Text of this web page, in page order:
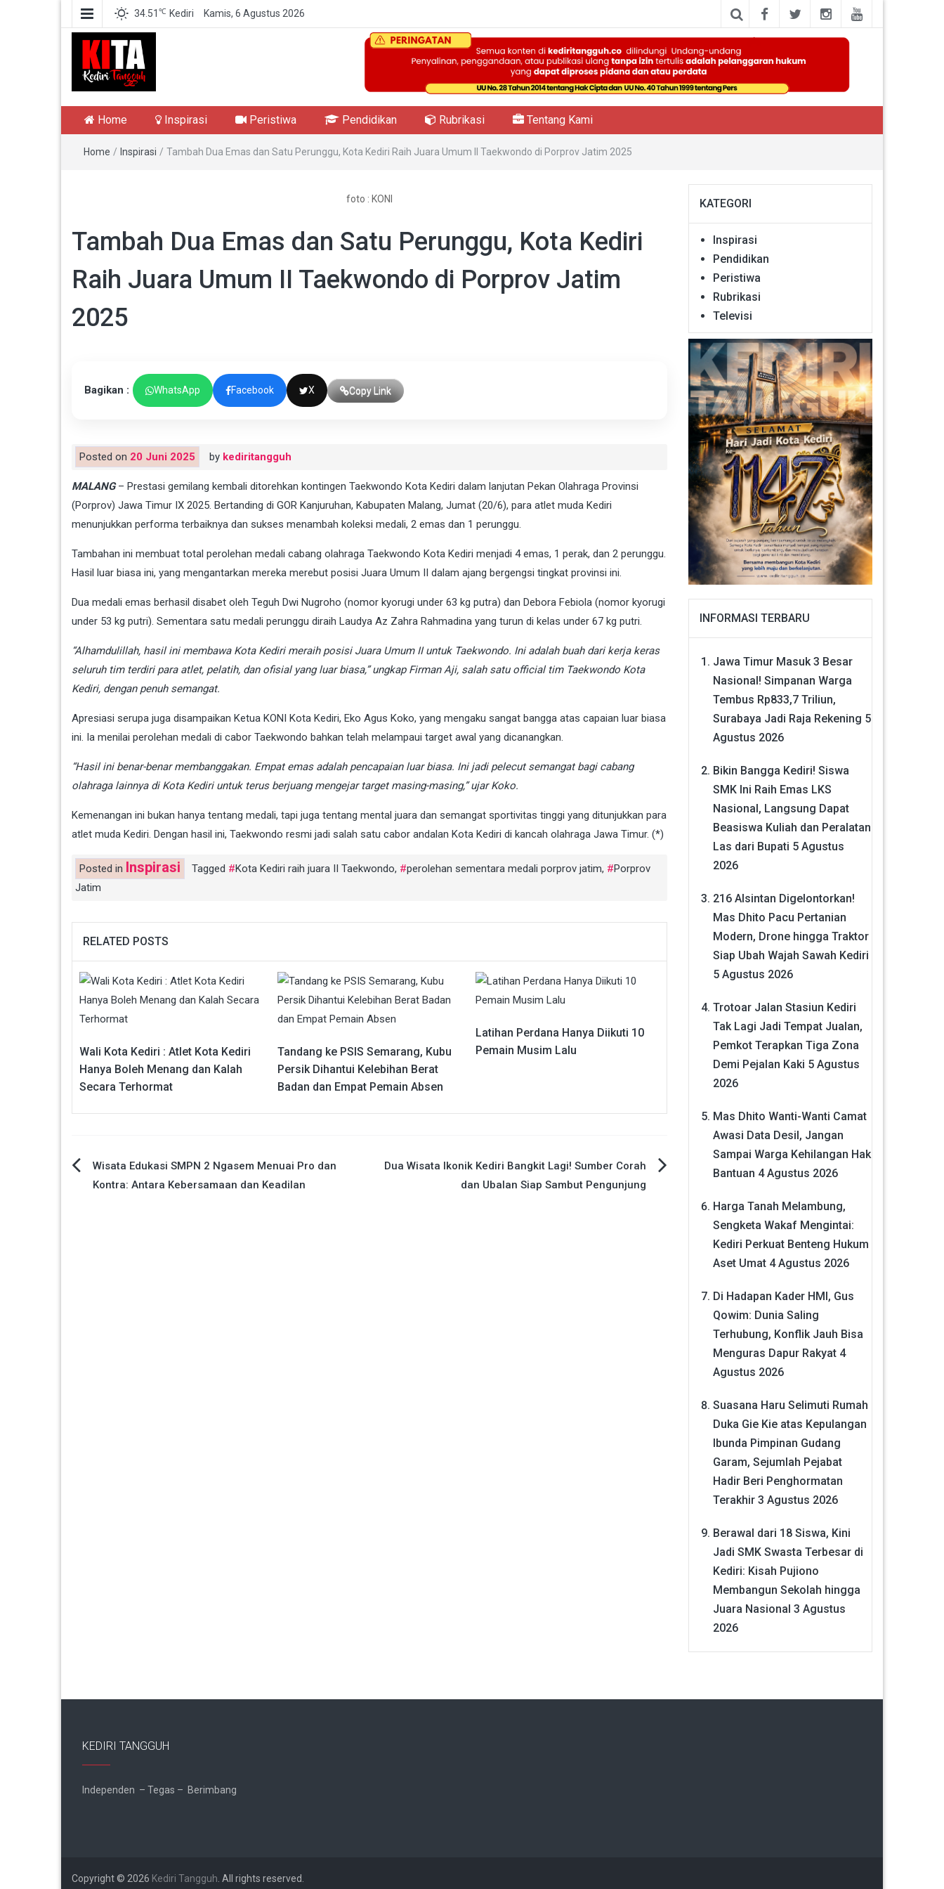
34.51 ℃ Kediri Kamis, 6 Agustus 2026
Kediri Tangguh
Home Inspirasi Peristiwa Pendidikan Rubrikasi Tentang Kami
Home / Inspirasi / Tambah Dua Emas dan Satu Perunggu, Kota Kediri Raih Juara Umum II Taekwondo di Porprov Jatim 2025
foto : KONI
Tambah Dua Emas dan Satu Perunggu, Kota Kediri
Raih Juara Umum II Taekwondo di Porprov Jatim
2025
Bagikan : WhatsApp Facebook X Copy Link
Posted on 20 Juni 2025 by kediritangguh
MALANG– Prestasi gemilang kembali ditorehkan kontingen Taekwondo Kota Kediri dalam lanjutan Pekan Olahraga Provinsi
(Porprov) Jawa Timur IX 2025. Bertanding di GOR Kanjuruhan, Kabupaten Malang, Jumat (20/6), para atlet muda Kediri
menunjukkan performa terbaiknya dan sukses menambah koleksi medali, 2 emas dan 1 perunggu.
Tambahan ini membuat total perolehan medali cabang olahraga Taekwondo Kota Kediri menjadi 4 emas, 1 perak, dan 2 perunggu.
Hasil luar biasa ini, yang mengantarkan mereka merebut posisi Juara Umum II dalam ajang bergengsi tingkat provinsi ini.
Dua medali emas berhasil disabet oleh Teguh Dwi Nugroho (nomor kyorugi under 63 kg putra) dan Debora Febiola (nomor kyorugi
under 53 kg putri). Sementara satu medali perunggu diraih Laudya Az Zahra Rahmadina yang turun di kelas under 67 kg putri.
“Alhamdulillah, hasil ini membawa Kota Kediri meraih posisi Juara Umum II untuk Taekwondo. Ini adalah buah dari kerja keras
seluruh tim terdiri para atlet, pelatih, dan ofisial yang luar biasa,” ungkap Firman Aji, salah satu official tim Taekwondo Kota
Kediri, dengan penuh semangat.
Apresiasi serupa juga disampaikan Ketua KONI Kota Kediri, Eko Agus Koko, yang mengaku sangat bangga atas capaian luar biasa
ini. Ia menilai perolehan medali di cabor Taekwondo bahkan telah melampaui target awal yang dicanangkan.
“Hasil ini benar-benar membanggakan. Empat emas adalah pencapaian luar biasa. Ini jadi pelecut semangat bagi cabang
olahraga lainnya di Kota Kediri untuk terus berjuang mengejar target masing-masing,” ujar Koko.
Kemenangan ini bukan hanya tentang medali, tapi juga tentang mental juara dan semangat sportivitas tinggi yang ditunjukkan para
atlet muda Kediri. Dengan hasil ini, Taekwondo resmi jadi salah satu cabor andalan Kota Kediri di kancah olahraga Jawa Timur. (*)
Posted in Inspirasi Tagged Kota Kediri raih juara II Taekwondo, perolehan sementara medali porprov jatim,
Porprov
Jatim
RELATED POSTS
Wali Kota Kediri : Atlet Kota Kediri
Hanya Boleh Menang dan Kalah
Secara Terhormat
Tandang ke PSIS Semarang, Kubu
Persik Dihantui Kelebihan Berat
Badan dan Empat Pemain Absen
Latihan Perdana Hanya Diikuti 10
Pemain Musim Lalu
Navigasi
Wisata Edukasi SMPN 2 Ngasem Menuai Pro dan
Kontra: Antara Kebersamaan dan Keadilan
Dua Wisata Ikonik Kediri Bangkit Lagi! Sumber Corah
dan Ubalan Siap Sambut Pengunjung
KATEGORI
Inspirasi
Pendidikan
Peristiwa
Rubrikasi
Televisi
INFORMASI TERBARU
Jawa Timur Masuk 3 Besar
Nasional! Simpanan Warga
Tembus Rp833,7 Triliun,
Surabaya Jadi Raja Rekening 5
Agustus 2026
Bikin Bangga Kediri! Siswa
SMK Ini Raih Emas LKS
Nasional, Langsung Dapat
Beasiswa Kuliah dan Peralatan
Las dari Bupati 5 Agustus
2026
216 Alsintan Digelontorkan!
Mas Dhito Pacu Pertanian
Modern, Drone hingga Traktor
Siap Ubah Wajah Sawah Kediri
5 Agustus 2026
Trotoar Jalan Stasiun Kediri
Tak Lagi Jadi Tempat Jualan,
Pemkot Terapkan Tiga Zona
Demi Pejalan Kaki 5 Agustus
2026
Mas Dhito Wanti-Wanti Camat
Awasi Data Desil, Jangan
Sampai Warga Kehilangan Hak
Bantuan 4 Agustus 2026
Harga Tanah Melambung,
Sengketa Wakaf Mengintai:
Kediri Perkuat Benteng Hukum
Aset Umat 4 Agustus 2026
Di Hadapan Kader HMI, Gus
Qowim: Dunia Saling
Terhubung, Konflik Jauh Bisa
Menguras Dapur Rakyat 4
Agustus 2026
Suasana Haru Selimuti Rumah
Duka Gie Kie atas Kepulangan
Ibunda Pimpinan Gudang
Garam, Sejumlah Pejabat
Hadir Beri Penghormatan
Terakhir 3 Agustus 2026
Berawal dari 18 Siswa, Kini
Jadi SMK Swasta Terbesar di
Kediri: Kisah Pujiono
Membangun Sekolah hingga
Juara Nasional 3 Agustus
2026
KEDIRI TANGGUH
Independen – Tegas – Berimbang
Copyright © 2026 Kediri Tangguh . All rights reserved.